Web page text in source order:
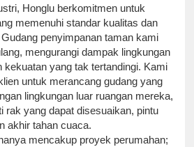
Honglu berkomitmen untuk
memenuhi standar kualitas dan
penyimpanan taman kami
mengurangi dampak lingkungan
yang tak tertandingi. Kami
untuk merancang gudang yang
lingkungan luar ruangan mereka,
rak yang dapat disesuaikan, pintu
akhir tahan cuaca.
mencakup proyek perumahan;